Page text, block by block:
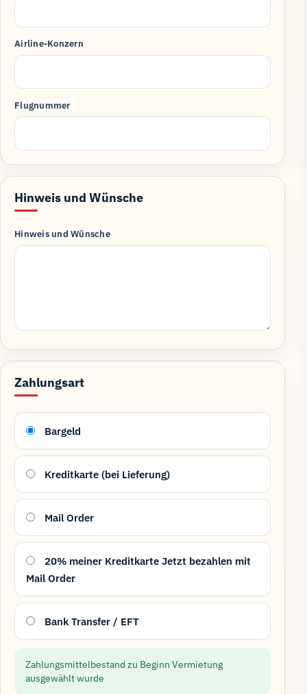
Airline-Konzern
Flugnummer
Hinweis und Wünsche
Hinweis und Wünsche
Zahlungsart
Bargeld
Kreditkarte (bei Lieferung)
Mail Order
20% meiner Kreditkarte Jetzt bezahlen mit
Mail Order
Bank Transfer / EFT
Zahlungsmittelbestand zu Beginn Vermietung
ausgewählt wurde